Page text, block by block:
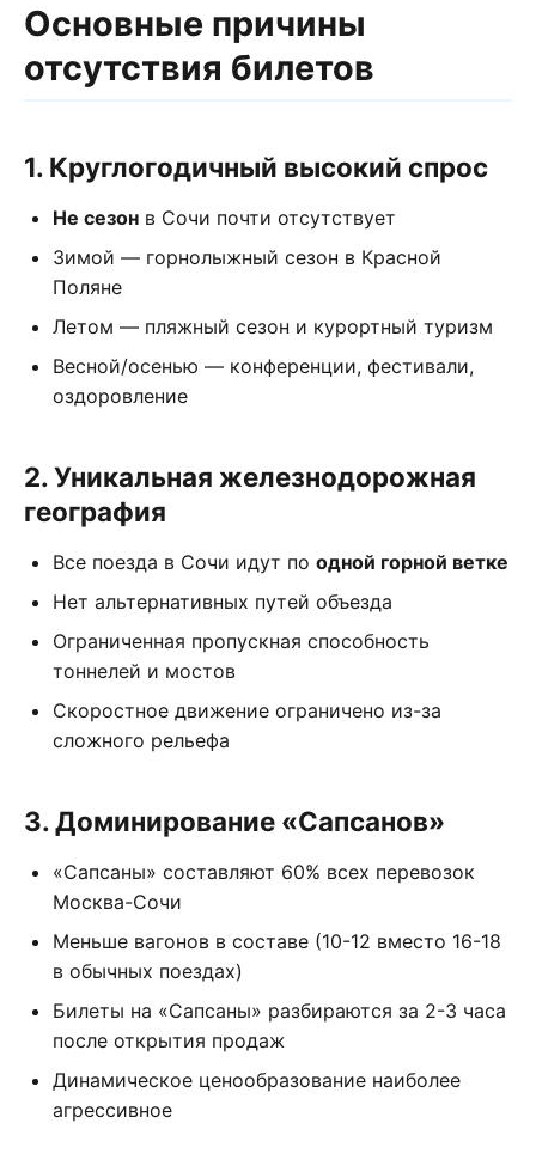
Основные причины
отсутствия билетов
1. Круглогодичный высокий спрос
Не сезон в Сочи почти отсутствует
Зимой — горнолыжный сезон в Красной
Поляне
Летом — пляжный сезон и курортный туризм
Весной/осенью — конференции, фестивали,
оздоровление
2. Уникальная железнодорожная
география
Все поезда в Сочи идут по одной горной ветке
Нет альтернативных путей объезда
Ограниченная пропускная способность
тоннелей и мостов
Скоростное движение ограничено из-за
сложного рельефа
3. Доминирование «Сапсанов»
«Сапсаны» составляют 60% всех перевозок
Москва-Сочи
Меньше вагонов в составе (10-12 вместо 16-18
в обычных поездах)
Билеты на «Сапсаны» разбираются за 2-3 часа
после открытия продаж
Динамическое ценообразование наиболее
агрессивное